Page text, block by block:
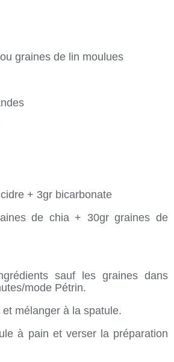
graines de lin moulues
+ 3gr bicarbonate
de chia + 30gr graines de
sauf les graines dans
mode Pétrin.
mélanger à la spatule.
à pain et verser la préparation